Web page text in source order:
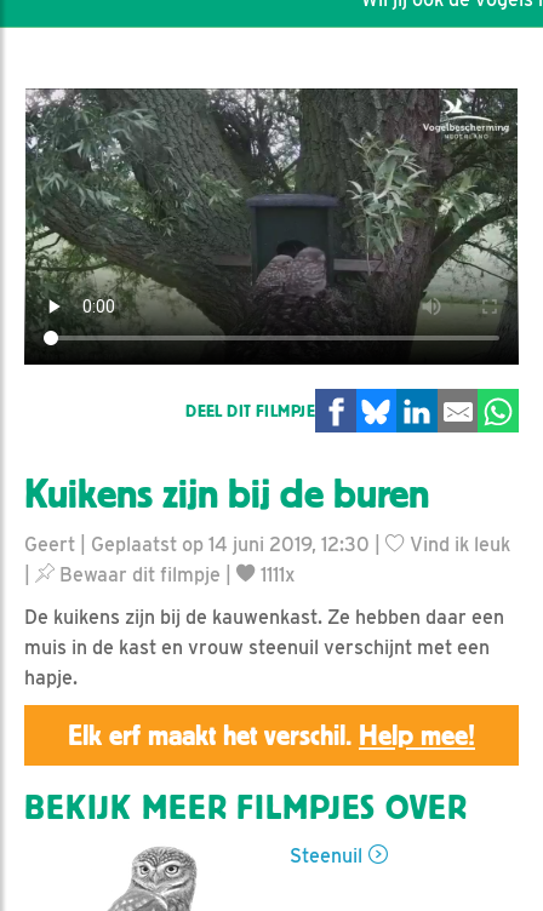
DEEL DIT FILMPJE
Kuikens zijn bij de buren
Geert | Geplaatst op 14 juni 2019, 12:30 |
Vind ik leuk
Bewaar dit filmpje
1111x
De kuikens zijn bij de kauwenkast. Ze hebben daar een
muis in de kast en vrouw steenuil verschijnt met een
hapje.
Elk erf maakt het verschil. Help mee!
BEKIJK MEER FILMPJES OVER
Steenuil